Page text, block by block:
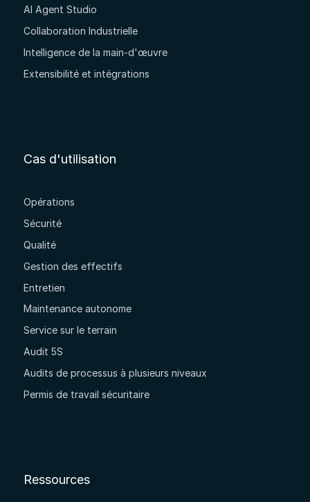
AI Agent Studio
Collaboration Industrielle
Intelligence de la main-d'œuvre
Extensibilité et intégrations
Cas d'utilisation
Opérations
Sécurité
Qualité
Gestion des effectifs
Entretien
Maintenance autonome
Service sur le terrain
Audit 5S
Audits de processus à plusieurs niveaux
Permis de travail sécuritaire
Ressources